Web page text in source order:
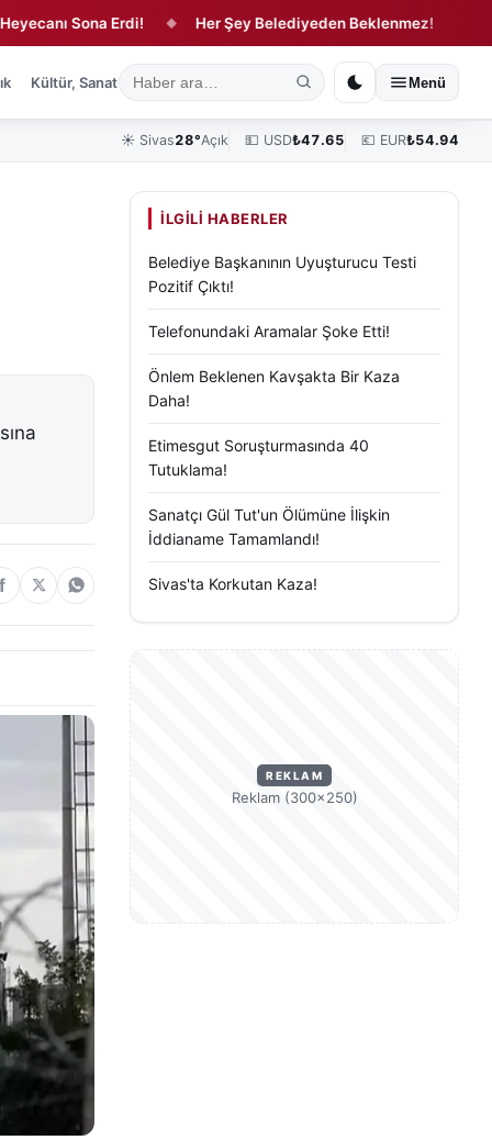
Sona Erdi! ◆ Her Şey Belediyeden Beklenmez! ◆
Kültür, Sanat ve Tarih Yaşam Sivas Vefat Edenler Köşe
Menü
☀️ Sivas28°Açık 💵 USD₺47.65 💶 EUR₺54.94
İLGILI HABERLER
Belediye Başkanının Uyuşturucu Testi
Pozitif Çıktı!
Telefonundaki Aramalar Şoke Etti!
Önlem Beklenen Kavşakta Bir Kaza
Daha!
Etimesgut Soruşturmasında 40
Tutuklama!
Sanatçı Gül Tut'un Ölümüne İlişkin
İddianame Tamamlandı!
Sivas'ta Korkutan Kaza!
REKLAM
Reklam (300×250)